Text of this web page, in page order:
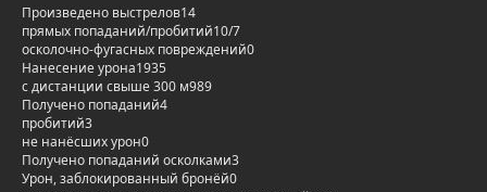
Произведено выстрелов14
прямых попаданий/пробитий10/7
осколочно-фугасных повреждений0
Нанесение урона1935
с дистанции свыше 300 м989
Получено попаданий4
пробитий3
не нанёсших урон0
Получено попаданий осколками3
Урон, заблокированный бронёй0